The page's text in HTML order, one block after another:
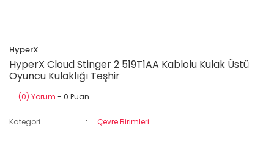
HyperX
HyperX Cloud Stinger 2 519T1AA Kablolu Kulak Üstü
Oyuncu Kulaklığı Teşhir
(0) Yorum - 0 Puan
Kategori Çevre Birimleri